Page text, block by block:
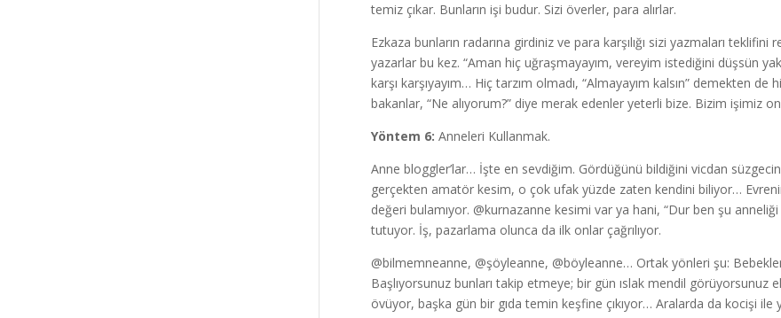
temiz çıkar. Bunların işi budur. Sizi överler, para alırlar.
Ezkaza bunların radarına girdiniz ve para karşılığı sizi yazmaları
yazarlar bu kez. “Aman hiç uğraşmayayım, vereyim istediğini düşsün
karşı karşıyayım… Hiç tarzım olmadı, “Almayayım kalsın” demekten
bakanlar, “Ne alıyorum?” diye merak edenler yeterli bize. Bizim işimiz
Yöntem 6: Anneleri Kullanmak.
Anne bloggler’lar… İşte en sevdiğim. Gördüğünü bildiğini vicdan
gerçekten amatör kesim, o çok ufak yüzde zaten kendini biliyor…
değeri bulamıyor. @kurnazanne kesimi var ya hani, “Dur ben şu
tutuyor. İş, pazarlama olunca da ilk onlar çağrılıyor.
@bilmemneanne, @şöyleanne, @böyleanne… Ortak yönleri şu:
Başlıyorsunuz bunları takip etmeye; bir gün ıslak mendil görüyorsunuz
övüyor, başka gün bir gıda temin keşfine çıkıyor… Aralarda da kocişi ile